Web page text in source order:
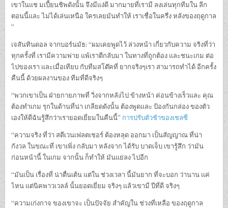
เขาในแช มเปี้ยนชิพดังนั้น จึงมีแง่ดี มากมายที่เรามี ลงเล่นทุกทีมใน ลีก
ตอนนี้และ ไม่ได้เล่นเหนือ ใครเลยมันทำให้ เราเชื่อในครึ่ง หลังของฤดูกาล
”
เจสันทินดอล จากบอร์นมัธ: “ผมเคยพูดไว้ ล่วงหน้า เกี่ยวกับความ จริงที่ว่า
ทุกครั้งที่ เรามีความพ่าย แพ้เราตีกลับมา ในทางที่ถูกต้อง และชนะเกม ต่อ
ไปของเรา และเมื่อเทียบ กับทีมสโต๊คที่ ยากจริงๆเรา สามารถทำได้ อีกครั้ง
คืนนี้ ด้วยผลงานของ ทีมที่ดีจริงๆ
“พวกเขาเป็น ฝ่ายกายภาพที่ วิ่งจากหลังไป ข้างหน้า ค่อนข้างเร็วและ คุณ
ต้องทำเกม รุกในด้านที่น่า เกลียดดังนั้น ต้องพูดและ ป้องกันกล่อง ของตัว
เองให้ดีฉันรู้สึกว่าเรายอดเยี่ยมในคืนนี้” การปรับตัวช้าของเชลซี
“ความจริง ที่ว่า สตีเวนเฟลตเชอร์ ต้องหลุด ออกมา เป็นสัญญาณ ที่น่า
กังวล ในขณะที่ เขาเพิ่ง กลับมา หลังจาก ได้รับ บาดเจ็บ เขารู้สึก ว่ามัน
ก่อนหน้านี้ ในเกม จากนั้น ก็ทำให้ มันแย่ลง ไปอีก
“มันเป็น เรื่องที่ น่าตื่นเต้น แต่ใน ช่วงเวลา นี้มันยาก ที่จะบอก ว่านาน แค่
ไหน แต่นิคพาวเวลล์ นั้นยอดเยี่ยม จริงๆ แล้วเขามี ปีที่ดี จริงๆ
“ความเก่งกาจ ของเขาจะ เป็นปัจจัย สำคัญใน ช่วงที่เหลือ ของฤดูกาล